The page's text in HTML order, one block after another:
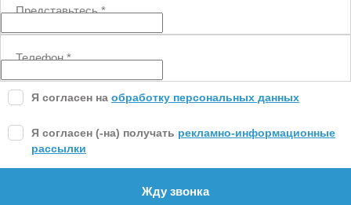
Представьтесь*
Телефон*
Я согласен на обработку персональных данных
Я согласен (-на) получать рекламно-информационные
рассылки
Жду звонка